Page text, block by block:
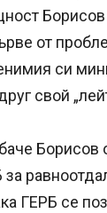
Борисов
от
си
свой
Борисов
ГЕРБ се